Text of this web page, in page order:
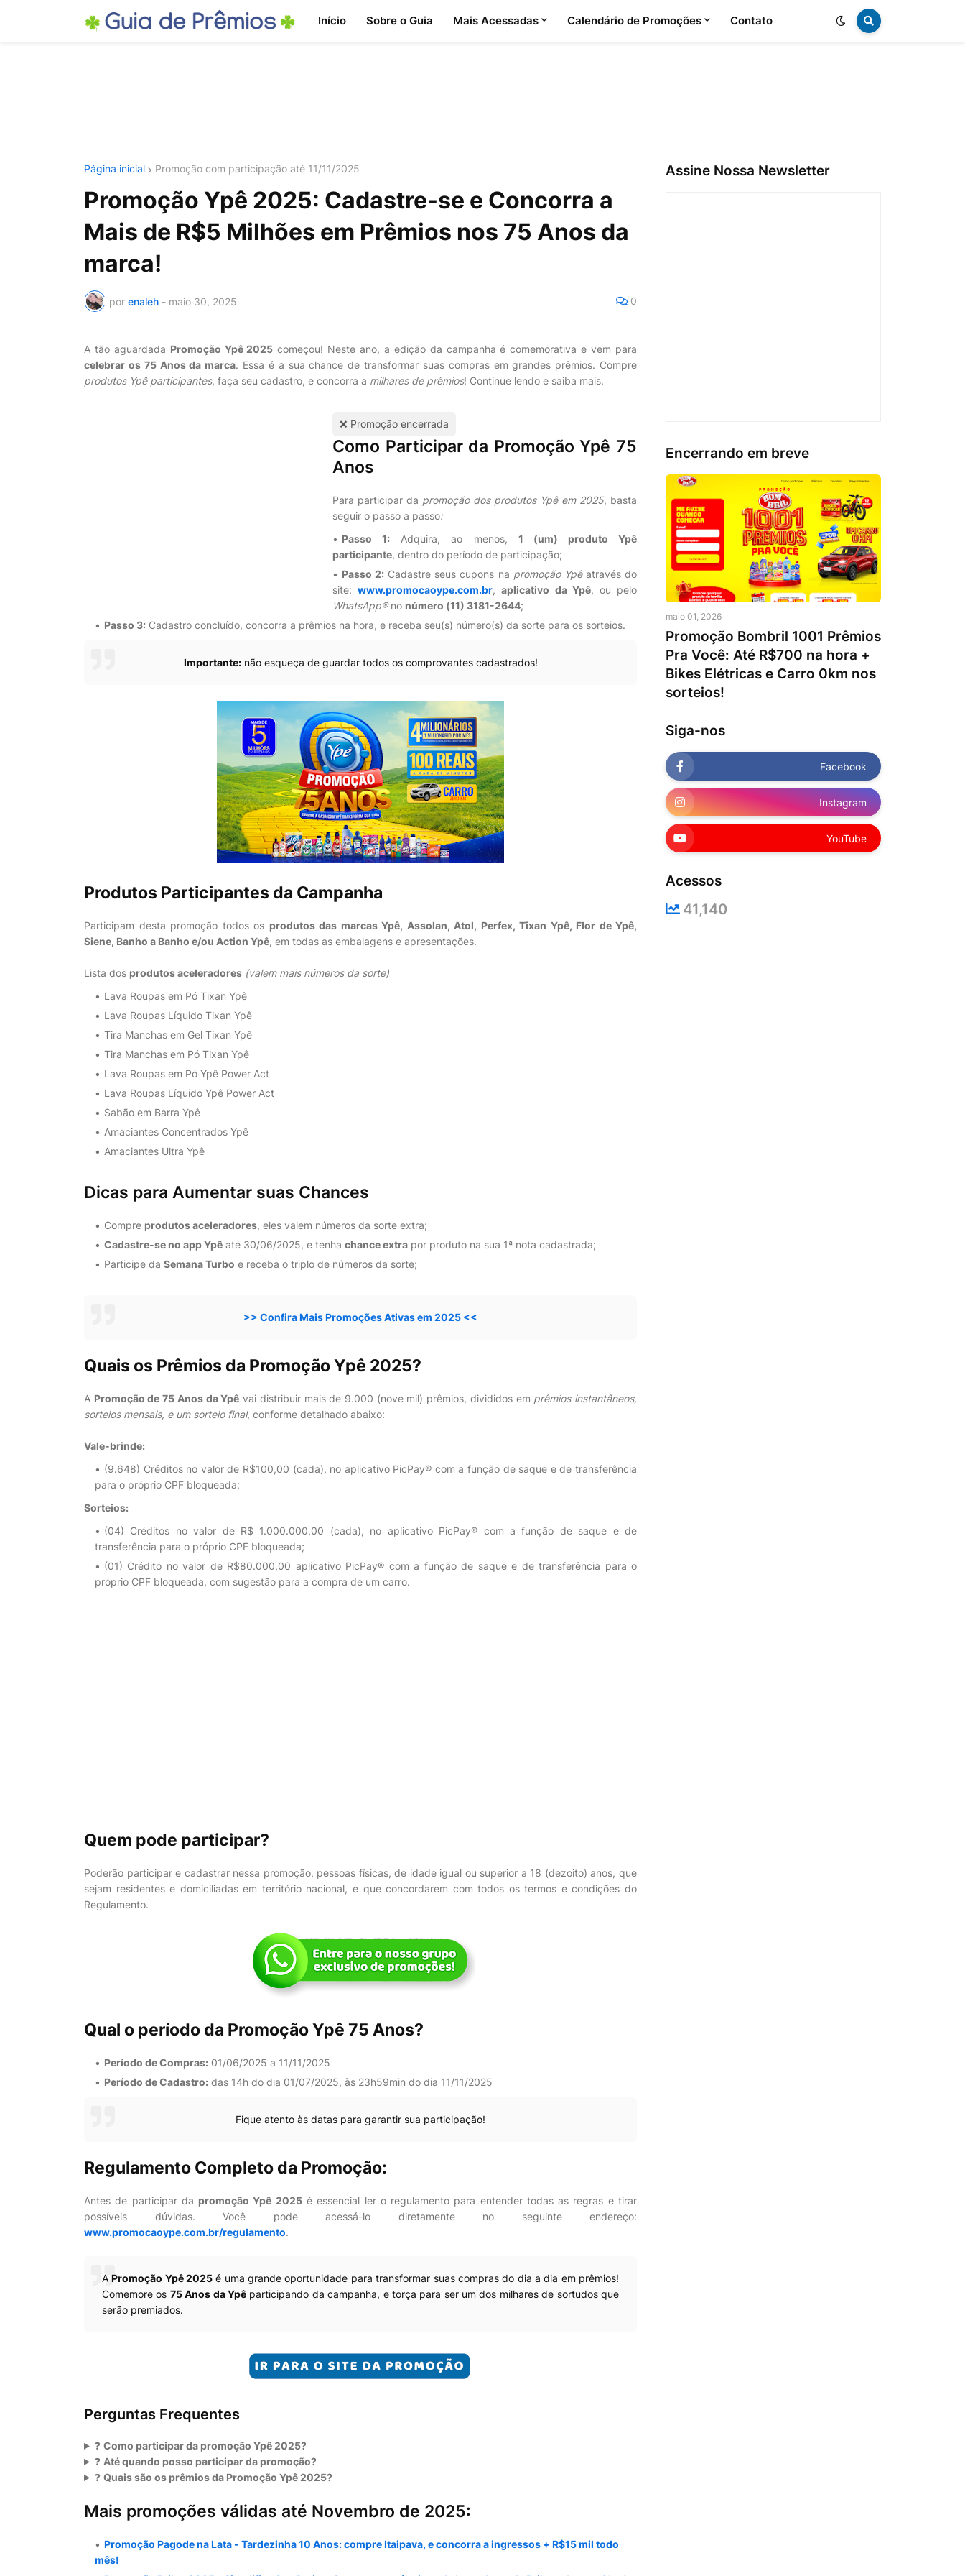
Início Sobre o Guia Mais Acessadas Calendário de Promoções Contato
Página inicial Promoção com participação até 11/11/2025
Promoção Ypê 2025: Cadastre-se e Concorra a
Mais de R$5 Milhões em Prêmios nos 75 Anos da
marca!
por enaleh - maio 30, 2025 0
A tão aguardada Promoção Ypê 2025 começou! Neste ano, a edição da campanha é comemorativa e vem para
celebrar os 75 Anos da marca. Essa é a sua chance de transformar suas compras em grandes prêmios. Compre
produtos Ypê participantes, faça seu cadastro, e concorra a milhares de prêmios! Continue lendo e saiba mais.
❌ Promoção encerrada
Como Participar da Promoção Ypê 75
Anos
Para participar da promoção dos produtos Ypê em 2025, basta
seguir o passo a passo:
Passo 1: Adquira, ao menos, 1 (um) produto Ypê
participante, dentro do período de participação;
Passo 2: Cadastre seus cupons na promoção Ypêatravés do
site:www.promocaoype.com.br,aplicativo da Ypê, ou pelo
WhatsApp®no número (11) 3181-2644;
Passo 3: Cadastro concluído, concorra a prêmios na hora, e receba seu(s) número(s) da sorte para os sorteios.
Importante:não esqueça de guardar todos os comprovantes cadastrados!
Produtos Participantes da Campanha
Participam desta promoção todos os produtos das marcas Ypê, Assolan, Atol, Perfex, Tixan Ypê, Flor de Ypê,
Siene, Banho a Banho e/ou Action Ypê, em todas as embalagens e apresentações.
Lista dos produtos aceleradores (valem mais números da sorte)
Lava Roupas em Pó Tixan Ypê
Lava Roupas Líquido Tixan Ypê
Tira Manchas em Gel Tixan Ypê
Tira Manchas em Pó Tixan Ypê
Lava Roupas em Pó Ypê Power Act
Lava Roupas Líquido Ypê Power Act
Sabão em Barra Ypê
Amaciantes Concentrados Ypê
Amaciantes Ultra Ypê
Dicas para Aumentar suas Chances
Compre produtos aceleradores, eles valem números da sorte extra;
Cadastre-se no app Ypê até 30/06/2025, e tenha chance extra por produto na sua 1ª nota cadastrada;
Participe da Semana Turbo e receba o triplo de números da sorte;
>> Confira Mais Promoções Ativas em 2025 <<
Quais os Prêmios da Promoção Ypê 2025?
A Promoção de 75 Anos da Ypê vai distribuir mais de 9.000 (nove mil) prêmios, divididos em prêmios instantâneos,
sorteios mensais, e um sorteio final, conforme detalhado abaixo:
Vale-brinde:
(9.648) Créditos no valor de R$100,00 (cada), no aplicativo PicPay® com a função de saque e de transferência
para o próprio CPF bloqueada;
Sorteios:
(04) Créditos no valor de R$ 1.000.000,00 (cada), no aplicativo PicPay® com a função de saque e de
transferência para o próprio CPF bloqueada;
(01) Crédito no valor de R$80.000,00 aplicativo PicPay® com a função de saque e de transferência para o
próprio CPF bloqueada, com sugestão para a compra de um carro.
Quem pode participar?
Poderão participar e cadastrar nessa promoção, pessoas físicas, de idade igual ou superior a 18 (dezoito) anos, que
sejam residentes e domiciliadas em território nacional, e que concordarem com todos os termos e condições do
Regulamento.
Qual o período da Promoção Ypê 75 Anos?
Período de Compras: 01/06/2025 a 11/11/2025
Período de Cadastro: das 14h do dia 01/07/2025, às 23h59min do dia 11/11/2025
Fique atento às datas para garantir sua participação!
Regulamento Completo da Promoção:
Antes de participar da promoção Ypê 2025é essencial ler o regulamento para entender todas as regras e tirar
possíveis dúvidas. Você pode acessá-lo diretamente no seguinte endereço:
www.promocaoype.com.br/regulamento.
APromoção Ypê 2025 é uma grande oportunidade para transformar suas compras do dia a dia em prêmios!
Comemore os 75 Anos da Ypêparticipando da campanha, e torça para ser um dos milhares de sortudos que
serão premiados.
Perguntas Frequentes
❓ Como participar da promoção Ypê 2025?
❓ Até quando posso participar da promoção?
❓ Quais são os prêmios da Promoção Ypê 2025?
Mais promoções válidas até Novembro de 2025:
Promoção Pagode na Lata - Tardezinha 10 Anos: compre Itaipava, e concorra a ingressos + R$15 mil todo
mês!
Assine Nossa Newsletter
Encerrando em breve
maio 01, 2026
Promoção Bombril 1001 Prêmios
Pra Você: Até R$700 na hora +
Bikes Elétricas e Carro 0km nos
sorteios!
Siga-nos
Facebook
Instagram
YouTube
Acessos
41,140